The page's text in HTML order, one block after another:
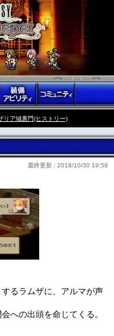
リア城裏門(ヒストリー)
最終更新 : 2018/10/30 19:58
るラムザに、アルマが声
への出頭を命じてくる。